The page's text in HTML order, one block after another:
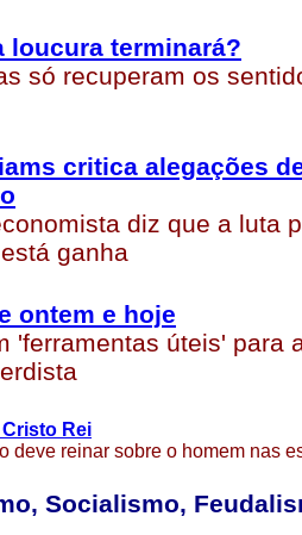
loucura terminará?
só recuperam os
critica alegações
diz que a luta
ganha
ontem e hoje
'ferramentas úteis' para
Rei
deve reinar sobre o homem nas
Socialismo,